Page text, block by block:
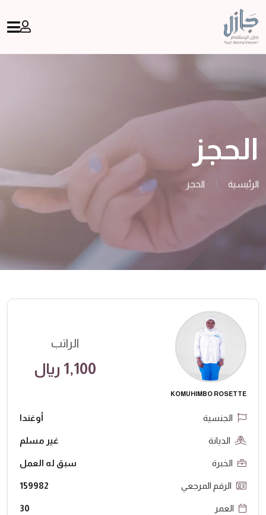
الحجز
الرئيسية | الحجز
KOMUHIMBO ROSETTE
الراتب
1,100 ريال
الجنسية أوغندا
الديانة غير مسلم
الخبرة سبق له العمل
الرقم المرجعي 159982
العمر 30